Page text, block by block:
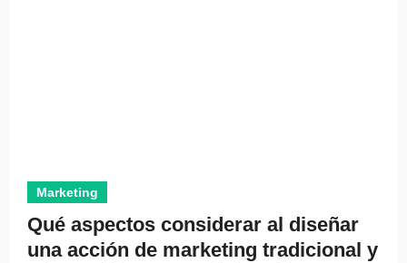
Marketing
Qué aspectos considerar al diseñar
una acción de marketing tradicional y